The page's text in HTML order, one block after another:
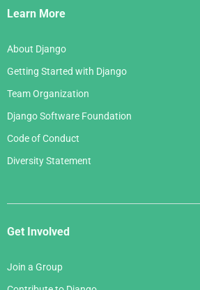
Links
Learn More
About Django
Getting Started with Django
Team Organization
Django Software Foundation
Code of Conduct
Diversity Statement
Get Involved
Join a Group